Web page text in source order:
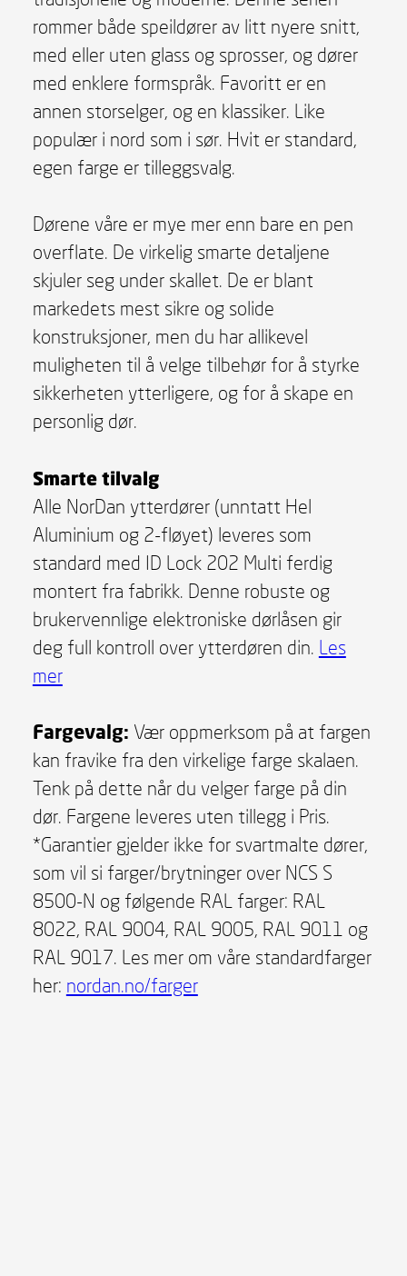
rommer både speildører av litt nyere snitt,
med eller uten glass og sprosser, og dører
med enklere formspråk. Favoritt er en
annen storselger, og en klassiker. Like
populær i nord som i sør. Hvit er standard,
egen farge er tilleggsvalg.
Dørene våre er mye mer enn bare en pen
overflate. De virkelig smarte detaljene
skjuler seg under skallet. De er blant
markedets mest sikre og solide
konstruksjoner, men du har allikevel
muligheten til å velge tilbehør for å styrke
sikkerheten ytterligere, og for å skape en
personlig dør.
Smarte tilvalg
Alle NorDan ytterdører (unntatt Hel
Aluminium og 2-fløyet) leveres som
standard med ID Lock 202 Multi ferdig
montert fra fabrikk. Denne robuste og
brukervennlige elektroniske dørlåsen gir
deg full kontroll over ytterdøren din. Les
mer
Fargevalg: Vær oppmerksom på at fargen
kan fravike fra den virkelige farge skalaen.
Tenk på dette når du velger farge på din
dør. Fargene leveres uten tillegg i Pris.
*Garantier gjelder ikke for svartmalte dører,
som vil si farger/brytninger over NCS S
8500-N og følgende RAL farger: RAL
8022, RAL 9004, RAL 9005, RAL 9011 og
RAL 9017. Les mer om våre standardfarger
her: nordan.no/farger